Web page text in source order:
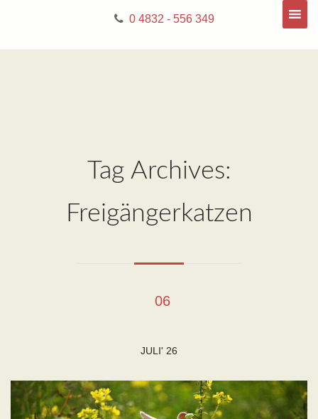
0 4832 - 556 349
Tag Archives:
Freigängerkatzen
06
JULI' 26